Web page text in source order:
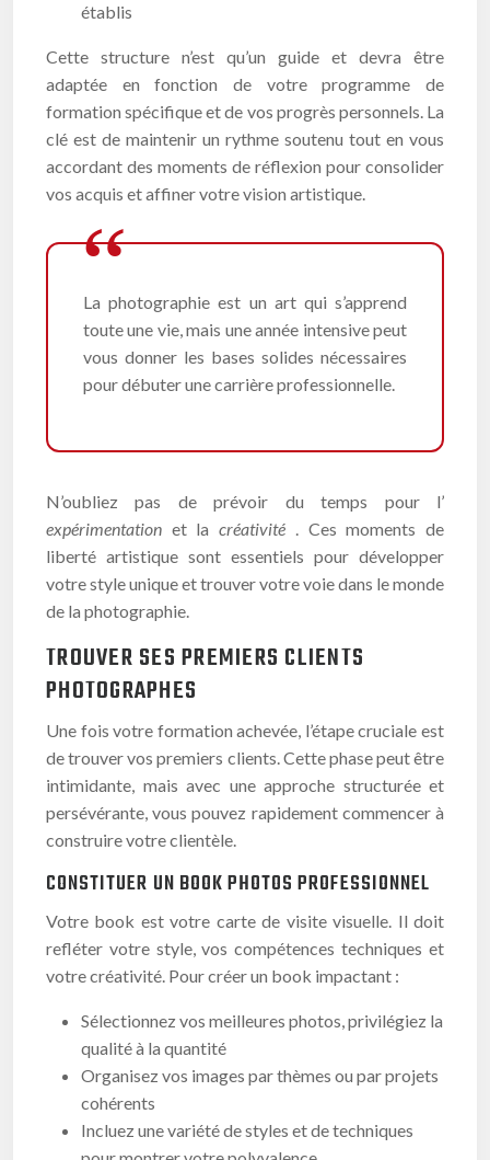
établis
Cette structure n’est qu’un guide et devra être
adaptée en fonction de votre programme de
formation spécifique et de vos progrès personnels. La
clé est de maintenir un rythme soutenu tout en vous
accordant des moments de réflexion pour consolider
vos acquis et affiner votre vision artistique.
La photographie est un art qui s’apprend
toute une vie, mais une année intensive peut
vous donner les bases solides nécessaires
pour débuter une carrière professionnelle.
N’oubliez pas de prévoir du temps pour l’
expérimentation et lacréativité . Ces moments de
liberté artistique sont essentiels pour développer
votre style unique et trouver votre voie dans le monde
de la photographie.
TROUVER SES PREMIERS CLIENTS
PHOTOGRAPHES
Une fois votre formation achevée, l’étape cruciale est
de trouver vos premiers clients. Cette phase peut être
intimidante, mais avec une approche structurée et
persévérante, vous pouvez rapidement commencer à
construire votre clientèle.
CONSTITUER UN BOOK PHOTOS PROFESSIONNEL
Votre book est votre carte de visite visuelle. Il doit
refléter votre style, vos compétences techniques et
votre créativité. Pour créer un book impactant :
Sélectionnez vos meilleures photos, privilégiez la
qualité à la quantité
Organisez vos images par thèmes ou par projets
cohérents
Incluez une variété de styles et de techniques